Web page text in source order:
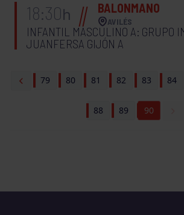
18:30h BALONMANO
AVILÉS
INFANTIL MASCULINO A: GRUPO
JUANFERSA GIJÓN A
79 80 81 82 83 84
88 89 90